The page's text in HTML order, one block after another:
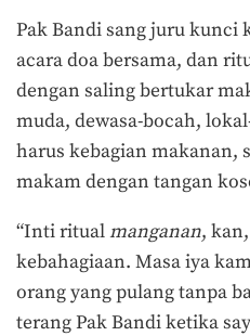
Pak Bandi sang juru
acara doa bersama, dan
dengan saling bertukar
muda, dewasa-bocah,
harus kebagian makanan,
makam dengan tangan
“Inti ritualmanganan,
kebahagiaan. Masa iya
orang yang pulang tanpa
terang Pak Bandi ketika